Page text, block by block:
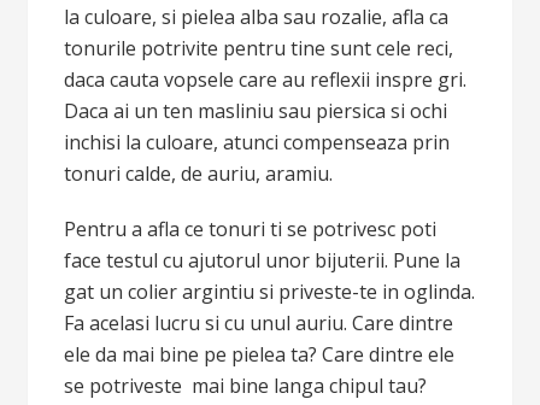
la culoare, si pielea alba sau rozalie, afla ca
tonurile potrivite pentru tine sunt cele reci,
daca cauta vopsele care au reflexii inspre gri.
Daca ai un ten masliniu sau piersica si ochi
inchisi la culoare, atunci compenseaza prin
tonuri calde, de auriu, aramiu.
Pentru a afla ce tonuri ti se potrivesc poti
face testul cu ajutorul unor bijuterii. Pune la
gat un colier argintiu si priveste-te in oglinda.
Fa acelasi lucru si cu unul auriu. Care dintre
ele da mai bine pe pielea ta? Care dintre ele
se potriveste mai bine langa chipul tau?